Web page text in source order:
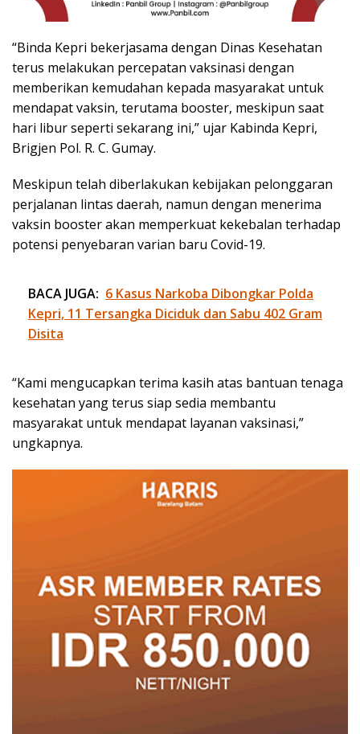
“Binda Kepri bekerjasama dengan Dinas Kesehatan
terus melakukan percepatan vaksinasi dengan
memberikan kemudahan kepada masyarakat untuk
mendapat vaksin, terutama booster, meskipun saat
hari libur seperti sekarang ini,” ujar Kabinda Kepri,
Brigjen Pol. R. C. Gumay.
Meskipun telah diberlakukan kebijakan pelonggaran
perjalanan lintas daerah, namun dengan menerima
vaksin booster akan memperkuat kekebalan terhadap
potensi penyebaran varian baru Covid-19.
BACA JUGA: 6 Kasus Narkoba Dibongkar Polda
Kepri, 11 Tersangka Diciduk dan Sabu 402 Gram
Disita
“Kami mengucapkan terima kasih atas bantuan tenaga
kesehatan yang terus siap sedia membantu
masyarakat untuk mendapat layanan vaksinasi,”
ungkapnya.